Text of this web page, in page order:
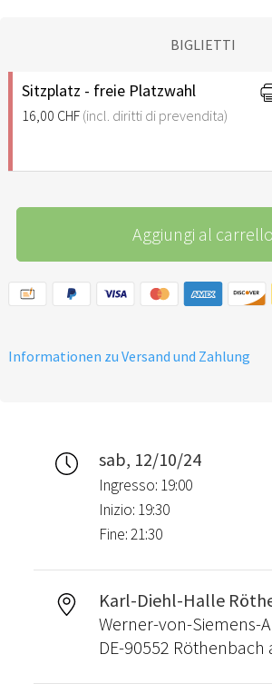
BIGLIETTI
Sitzplatz - freie Platzwahl
16,00 CHF (incl. diritti di prevendita)
Aggiungi al carrello
Informationen zu Versand und Zahlung
sab, 12/10/24
Ingresso: 19:00
Inizio: 19:30
Fine: 21:30
Karl-Diehl-Halle
Werner-von-Siemens-
DE-90552 Röthenbach